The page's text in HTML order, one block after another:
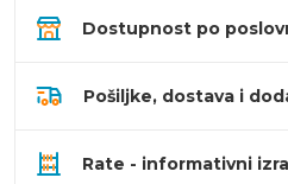
Dostupnost po
Pošiljke, dostava i
Rate - informativni